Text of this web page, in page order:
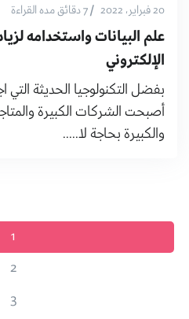
20 فبراير، 2022 /7 دقائق مده القراءة
علم البيانات واستخدامه
الإلكتروني
بفضل التكنولوجيا الحديثة التي
أصبحت الشركات الكبيرة
والكبيرة بحاجة لا.....
1
2
3